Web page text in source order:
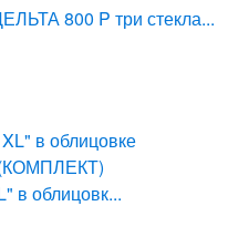
800 P три стекла...
в облицовк...